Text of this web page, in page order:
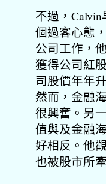
不過，
個過客心態
公司工作，
獲得公司紅
司股價年年
然而，金融
很興奮。另
值與及金融
好相反。他
也被股市所